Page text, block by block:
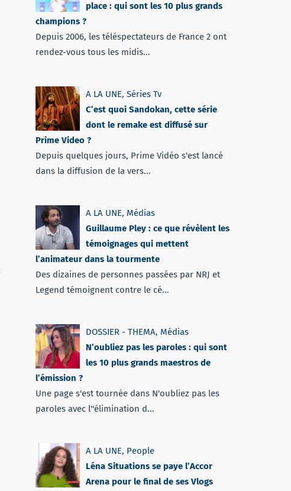
place : qui sont les 10 plus grands
champions ?
Depuis 2006, les téléspectateurs de France 2 ont
rendez-vous tous les midis...
A LA UNE, Séries Tv
C’est quoi Sandokan, cette série
dont le remake est diffusé sur
Prime Video ?
Depuis quelques jours, Prime Vidéo s'est lancé
dans la diffusion de la vers...
A LA UNE, Médias
Guillaume Pley : ce que révèlent les
témoignages qui mettent
l’animateur dans la tourmente
Des dizaines de personnes passées par NRJ et
Legend témoignent contre le cé...
DOSSIER - THEMA, Médias
N’oubliez pas les paroles : qui sont
les 10 plus grands maestros de
l’émission ?
Une page s'est tournée dans N'oubliez pas les
paroles avec l''élimination d...
A LA UNE, People
Léna Situations se paye l’Accor
Arena pour le final de ses Vlogs